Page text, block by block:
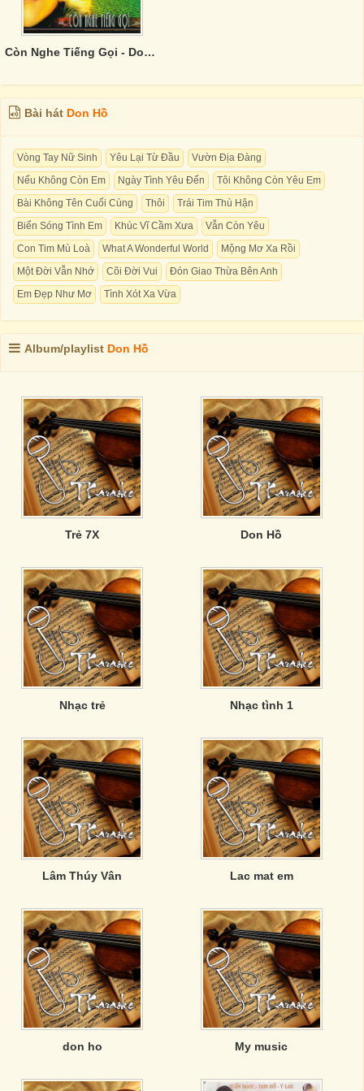
Còn Nghe Tiếng Gọi - Don Hồ
Bài hát Don Hồ
Vòng Tay Nữ Sinh Yêu Lại Từ Đầu
Vườn Địa Đàng
Nếu Không Còn Em
Ngày Tình Yêu Đến
Tôi Không Còn Yêu Em
Bài Không Tên Cuối Cùng
Thôi
Trái Tim Thù Hận
Biển Sóng Tình Em
Khúc Vĩ Cầm Xưa
Vẫn Còn Yêu
Con Tim Mù Loà
What A Wonderful World
Mộng Mơ Xa Rồi
Một Đời Vẫn Nhớ
Cõi Đời Vui
Đón Giao Thừa Bên Anh
Em Đẹp Như Mơ
Tình Xót Xa Vừa
Album/playlist Don Hồ
Trẻ 7X Don Hồ
Nhạc trẻ Nhạc tình 1
Lâm Thúy Vân Lac mat em
don ho My music